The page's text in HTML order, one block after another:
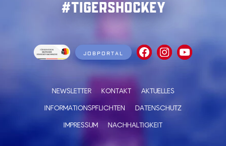
#TigersHockey
JOBPORTAL
NEWSLETTER KONTAKT
AKTUELLES
INFORMATIONSPFLICHTEN
DATENSCHUTZ
IMPRESSUM
NACHHALTIGKEIT